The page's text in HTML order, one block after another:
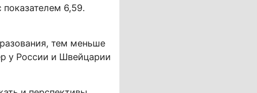
6,59.
тем меньше
у России и Швейцарии